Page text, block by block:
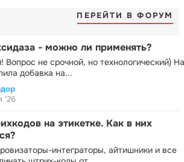
ПЕРЕЙТИ В ФОРУМ
- можно ли применять?
Вопрос не срочной, но технологический) На
добавка на...
'26
на этикетке. Как в них
интеграторы, айтишники и все